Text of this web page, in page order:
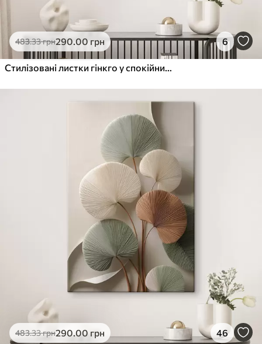
483.33грн290.00 грн 6
Стилізовані листки гінкго у спокійних тонах
483.33грн290.00 грн 46